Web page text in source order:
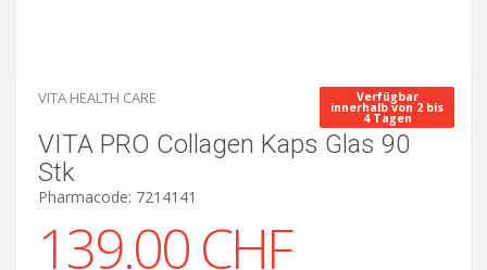
VITA HEALTH CARE
VITA PRO Collagen Kaps Glas 90
Stk
Pharmacode: 7214141
139.00 CHF
Verfügbar
innerhalb von 2 bis
4 Tagen